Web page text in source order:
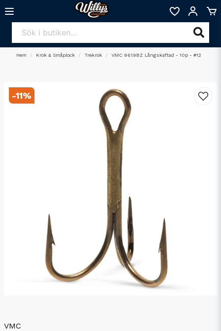
Hem Krok & Småplock Trekrok VMC 9619BZ Långskaftad - 10p - #12
-11%
VMC